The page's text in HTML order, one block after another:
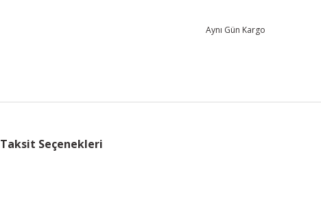
Aynı Gün Kargo
Taksit Seçenekleri